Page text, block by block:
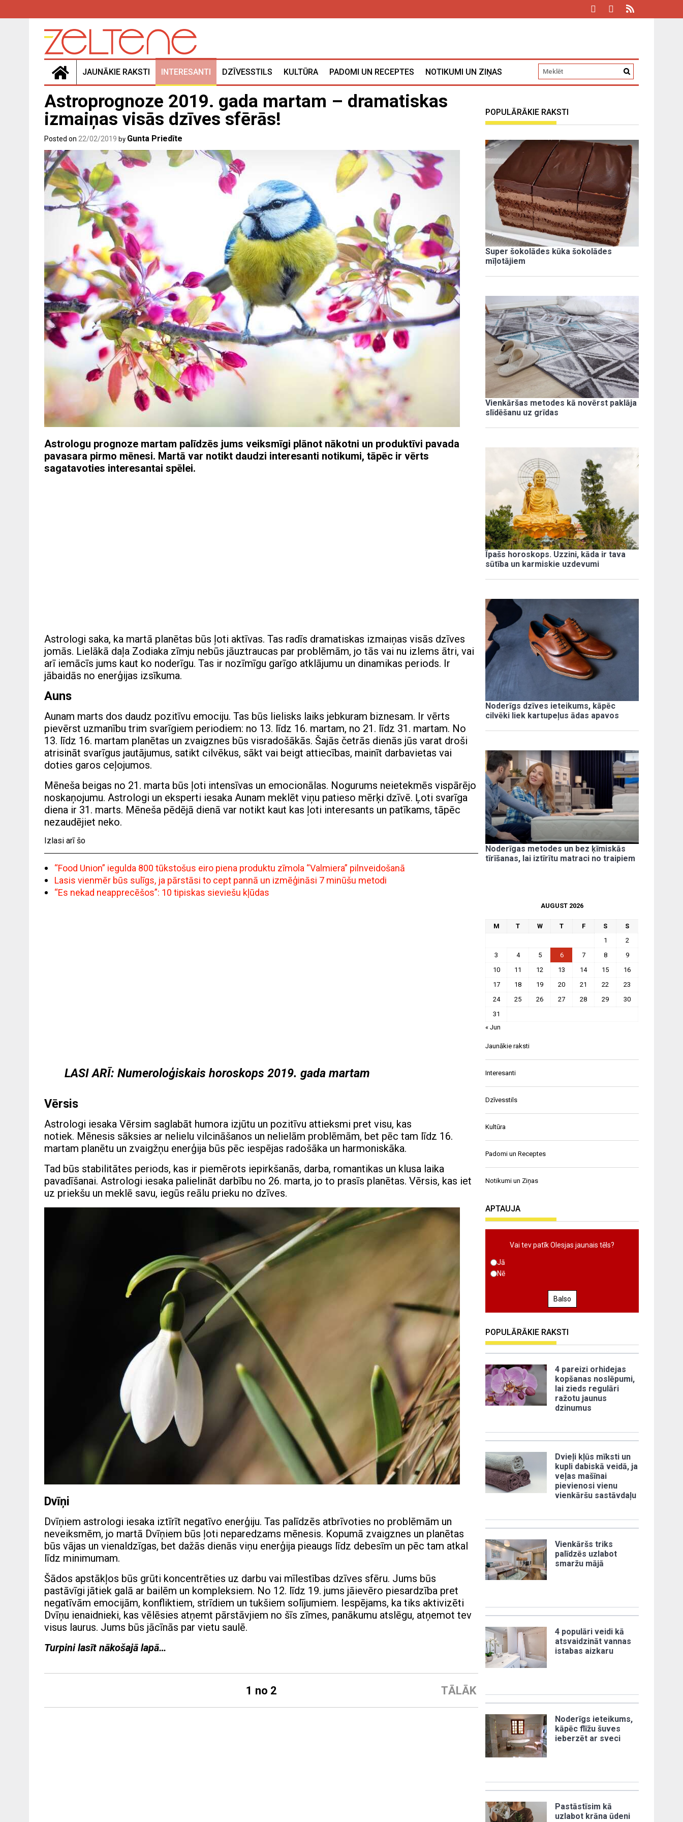
JAUNĀKIE RAKSTI INTERESANTI DZĪVESSTILS KULTŪRA PADOMI UN RECEPTES NOTIKUMI UN ZIŅAS
Astroprognoze 2019. gada martam – dramatiskas
izmaiņas visās dzīves sfērās!
Posted on 22/02/2019 by Gunta Priedīte
Astrologu prognoze martam palīdzēs jums veiksmīgi plānot nākotni un produktīvi pavada
pavasara pirmo mēnesi. Martā var notikt daudzi interesanti notikumi, tāpēc ir vērts
sagatavoties interesantai spēlei.
Astrologi saka, ka martā planētas būs ļoti aktīvas. Tas radīs dramatiskas izmaiņas visās dzīves
jomās. Lielākā daļa Zodiaka zīmju nebūs jāuztraucas par problēmām, jo ​​tās vai nu izlems ātri, vai
arī iemācīs jums kaut ko noderīgu. Tas ir nozīmīgu garīgo atklājumu un dinamikas periods. Ir
jābaidās no enerģijas izsīkuma.
Auns
Aunam marts dos daudz pozitīvu emociju. Tas būs lielisks laiks jebkuram biznesam. Ir vērts
pievērst uzmanību trim svarīgiem periodiem: no 13. līdz 16. martam, no 21. līdz 31. martam. No
13. līdz 16. martam planētas un zvaigznes būs visradošākās. Šajās četrās dienās jūs varat droši
atrisināt svarīgus jautājumus, satikt cilvēkus, sākt vai beigt attiecības, mainīt darbavietas vai
doties garos ceļojumos.
Mēneša beigas no 21. marta būs ļoti intensīvas un emocionālas. Nogurums neietekmēs vispārējo
noskaņojumu. Astrologi un eksperti iesaka Aunam meklēt viņu patieso mērķi dzīvē. Ļoti svarīga
diena ir 31. marts. Mēneša pēdējā dienā var notikt kaut kas ļoti interesants un patīkams, tāpēc
nezaudējiet neko.
Izlasi arī šo
“Food Union” iegulda 800 tūkstošus eiro piena produktu zīmola “Valmiera” pilnveidošanā
Lasis vienmēr būs sulīgs, ja pārstāsi to cept pannā un izmēģināsi 7 minūšu metodi
“Es nekad neapprecēšos”: 10 tipiskas sieviešu kļūdas
LASI ARĪ: Numeroloģiskais horoskops 2019. gada martam
Vērsis
Astrologi iesaka Vērsim saglabāt humora izjūtu un pozitīvu attieksmi pret visu, kas
notiek. Mēnesis sāksies ar nelielu vilcināšanos un nelielām problēmām, bet pēc tam līdz 16.
martam planētu un zvaigžņu enerģija būs pēc iespējas radošāka un harmoniskāka.
Tad būs stabilitātes periods, kas ir piemērots iepirkšanās, darba, romantikas un klusa laika
pavadīšanai. Astrologi iesaka palielināt darbību no 26. marta, jo to prasīs planētas. Vērsis, kas iet
uz priekšu un meklē savu, iegūs reālu prieku no dzīves.
Dvīņi
Dvīņiem astrologi iesaka iztīrīt negatīvo enerģiju. Tas palīdzēs atbrīvoties no problēmām un
neveiksmēm, jo ​​martā Dvīņiem būs ļoti neparedzams mēnesis. Kopumā zvaigznes un planētas
būs vājas un vienaldzīgas, bet dažās dienās viņu enerģija pieaugs līdz debesīm un pēc tam atkal
līdz minimumam.
Šādos apstākļos būs grūti koncentrēties uz darbu vai mīlestības dzīves sfēru. Jums būs
pastāvīgi jātiek galā ar bailēm un kompleksiem. No 12. līdz 19. jums jāievēro piesardzība pret
negatīvām emocijām, konfliktiem, strīdiem un tukšiem solījumiem. Iespējams, ka tiks aktivizēti
Dvīņu ienaidnieki, kas vēlēsies atņemt pārstāvjiem no šīs zīmes, panākumu atslēgu, atņemot tev
visus laurus. Jums būs jācīnās par vietu saulē.
Turpini lasīt nākošajā lapā…
TĀLĀK
1 no 2
POPULĀRĀKIE RAKSTI
Super šokolādes kūka šokolādes
mīļotājiem
Vienkāršas metodes kā novērst paklāja
slīdēšanu uz grīdas
Īpašs horoskops. Uzzini, kāda ir tava
sūtība un karmiskie uzdevumi
Noderīgs dzīves ieteikums, kāpēc
cilvēki liek kartupeļus ādas apavos
Noderīgas metodes un bez ķīmiskās
tīrīšanas, lai iztīrītu matraci no traipiem
AUGUST 2026
M T W T F S
S
1
2
3
4 5 6 7 8
9
10
11 12 13 14 15
16
17
18 19 20 21 22
23
24
25 26 27 28 29
30
31
« Jun
Jaunākie raksti
Interesanti
Dzīvesstils
Kultūra
Padomi un Receptes
Notikumi un Ziņas
APTAUJA
Vai tev patīk Olesjas jaunais tēls?
Jā
Nē
Balso
POPULĀRĀKIE RAKSTI
4 pareizi orhidejas
kopšanas noslēpumi,
lai zieds regulāri
ražotu jaunus
dzinumus
Dvieļi kļūs mīksti un
kupli dabiskā veidā, ja
veļas mašīnai
pievienosi vienu
vienkāršu sastāvdaļu
Vienkāršs triks
palīdzēs uzlabot
smaržu mājā
4 populāri veidi kā
atsvaidzināt vannas
istabas aizkaru
Noderīgs ieteikums,
kāpēc flīžu šuves
ieberzēt ar sveci
Pastāstīsim kā
uzlabot krāna ūdeni